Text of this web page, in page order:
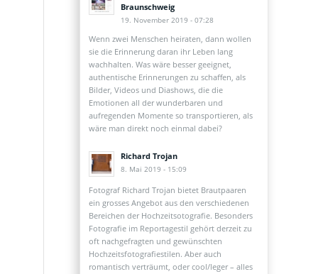
Braunschweig
19. November 2019 - 07:28
Wenn zwei Menschen heiraten, dann wollen
sie die Erinnerung daran ihr Leben lang
wachhalten. Was wäre besser geeignet,
authentische Erinnerungen zu schaffen, als
Bilder, Videos und Diashows, die die
Emotionen all der wunderbaren und
aufregenden Momente so transportieren, als
wäre man direkt noch einmal dabei?
Richard Trojan
8. Mai 2019 - 15:09
Fotograf Richard Trojan bietet Brautpaaren
ein grosses Angebot aus den verschiedenen
Bereichen der Hochzeitsotografie. Besonders
Fotografie im Reportagestil gehört derzeit zu
oft nachgefragten und gewünschten
Hochzeitsfotografiestilen. Aber auch
romantisch verträumt, oder cool/leger – alles